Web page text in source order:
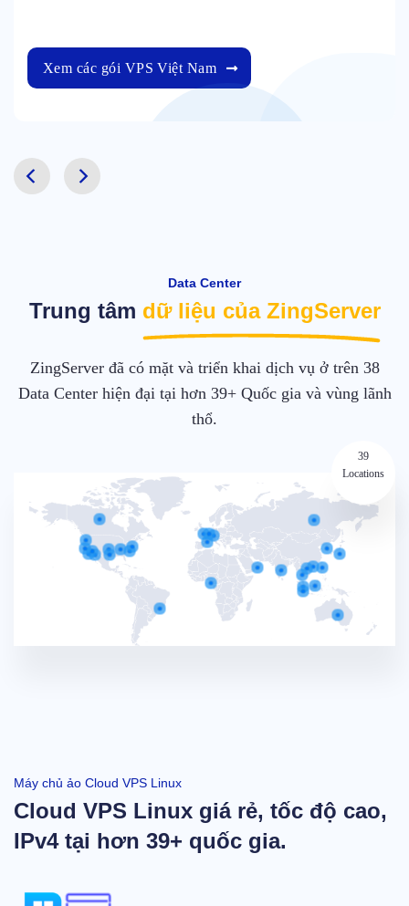
Xem các gói VPS Việt Nam
Data Center
Trung tâm dữ liệu của ZingServer
ZingServer đã có mặt và triển khai dịch vụ ở trên 38
Data Center hiện đại tại hơn 39+ Quốc gia và vùng lãnh
thổ.
39
Locations
Máy chủ ảo Cloud VPS Linux
Cloud VPS Linux giá rẻ, tốc độ cao,
IPv4 tại hơn 39+ quốc gia.